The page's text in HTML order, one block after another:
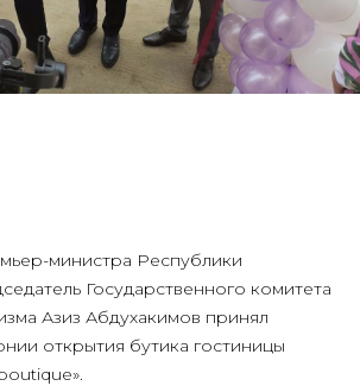
министра Республики
Государственного комитета
Азиз Абдухакимов принял
открытия бутика гостиницы